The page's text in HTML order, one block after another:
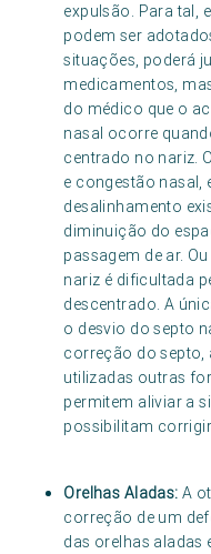
expulsão. Para tal,
podem ser
situações, poderá
medicamentos,
do médico que o
nasal ocorre
centrado no nariz.
e congestão nasal,
desalinhamento
diminuição do
passagem de ar.
nariz é dificultada
descentrado. A
o desvio do septo
correção do septo,
utilizadas outras
permitem aliviar a
possibilitam
Orelhas Aladas: A
correção de um
das orelhas aladas